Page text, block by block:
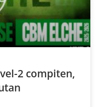
2 compiten,